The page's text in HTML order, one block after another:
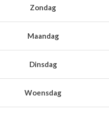
Zondag
Maandag
Dinsdag
Woensdag